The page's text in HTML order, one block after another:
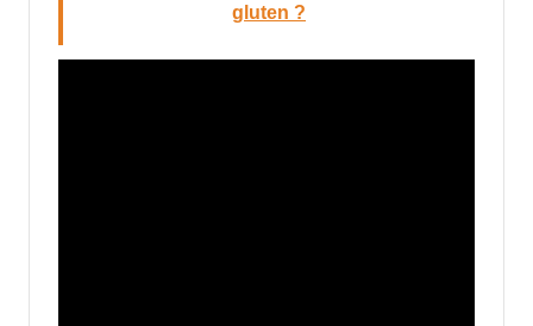
gluten ?